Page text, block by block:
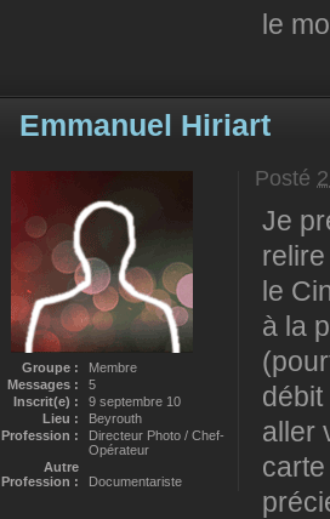
le
Emmanuel Hiriart
Groupe :
Membre
Messages :
5
Inscrit(e) :
9 septembre 10
Lieu :
Beyrouth
Profession :
Directeur Photo / Chef-
Opérateur
Autre
Profession :
Documentariste
Posté
Je
le
à la
aller